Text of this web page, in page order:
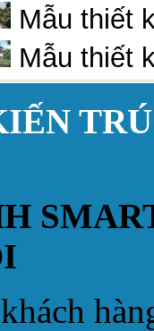
Mẫu thiết
Mẫu thiết